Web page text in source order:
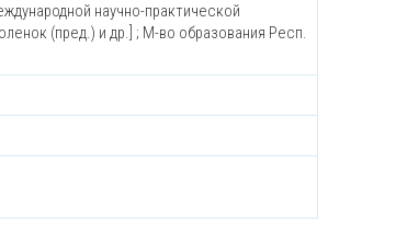
научно-практической
(пред.) и др.] ; М-во образования Респ.